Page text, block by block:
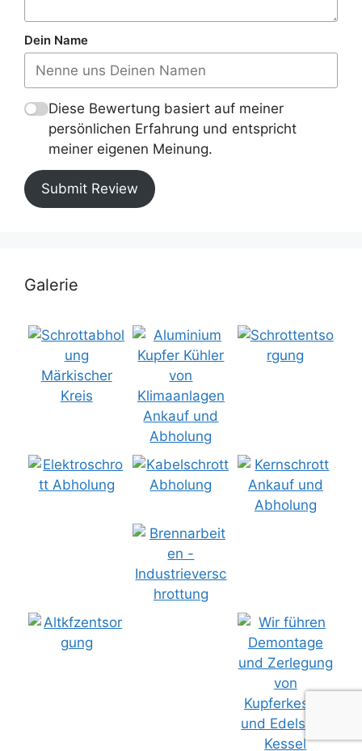
Dein Name
Diese Bewertung basiert auf meiner
persönlichen Erfahrung und entspricht
meiner eigenen Meinung.
Submit Review
Galerie